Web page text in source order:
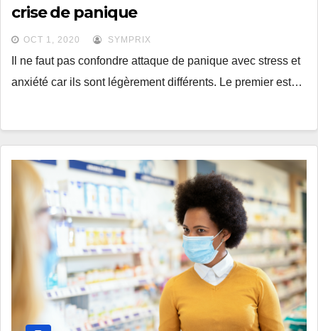
crise de panique
OCT 1, 2020 SYMPRIX
Il ne faut pas confondre attaque de panique avec stress et
anxiété car ils sont légèrement différents. Le premier est…